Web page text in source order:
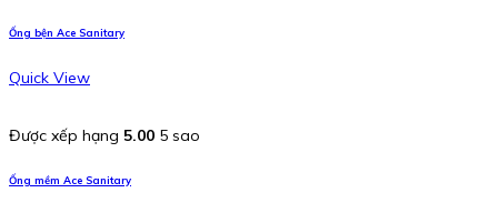
Ống bện Ace Sanitary
Quick View
Được xếp hạng 5.00 5 sao
Ống mềm Ace Sanitary